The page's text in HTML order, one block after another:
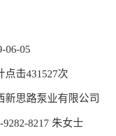
06-05
击431527次
新思路泵业有限公司
8217 朱女士